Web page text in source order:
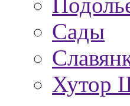
Сады
Хутор